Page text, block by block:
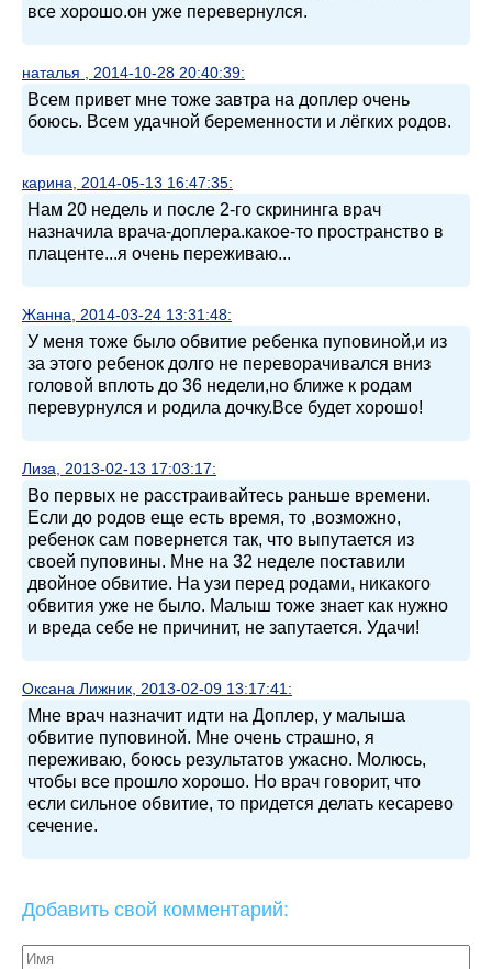
все хорошо.он уже перевернулся.
наталья , 2014-10-28 20:40:39:
Всем привет мне тоже завтра на доплер очень
боюсь. Всем удачной беременности и лёгких родов.
карина, 2014-05-13 16:47:35:
Нам 20 недель и после 2-го скрининга врач
назначила врача-доплера.какое-то пространство в
плаценте...я очень переживаю...
Жанна, 2014-03-24 13:31:48:
У меня тоже было обвитие ребенка пуповиной,и из
за этого ребенок долго не переворачивался вниз
головой вплоть до 36 недели,но ближе к родам
перевурнулся и родила дочку.Все будет хорошо!
Лиза, 2013-02-13 17:03:17:
Во первых не расстраивайтесь раньше времени.
Если до родов еще есть время, то ,возможно,
ребенок сам повернется так, что выпутается из
своей пуповины. Мне на 32 неделе поставили
двойное обвитие. На узи перед родами, никакого
обвития уже не было. Малыш тоже знает как нужно
и вреда себе не причинит, не запутается. Удачи!
Оксана Лижник, 2013-02-09 13:17:41:
Мне врач назначит идти на Доплер, у малыша
обвитие пуповиной. Мне очень страшно, я
переживаю, боюсь результатов ужасно. Молюсь,
чтобы все прошло хорошо. Но врач говорит, что
если сильное обвитие, то придется делать кесарево
сечение.
Добавить свой комментарий: